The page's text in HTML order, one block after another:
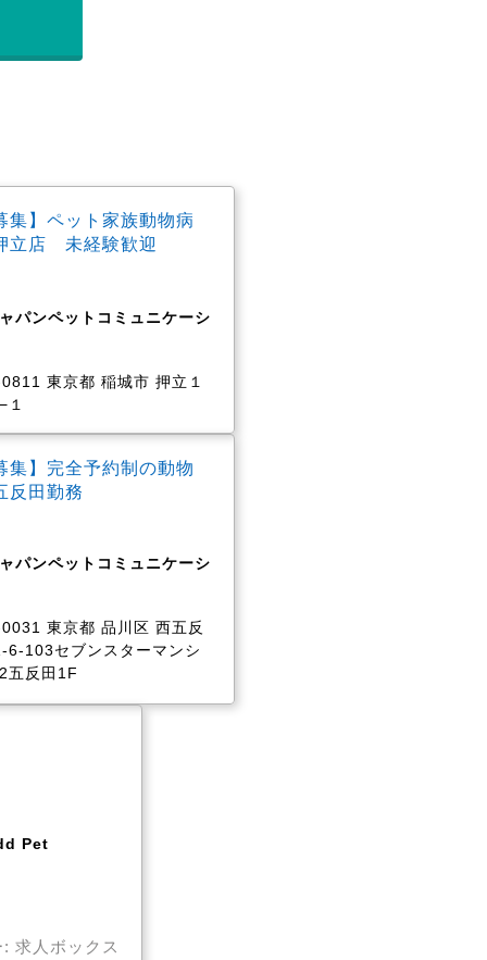
集】ペット家族動物病
立店 未経験歓迎
パンペットコミュニケーシ
東京都 稲城市 押立１
１
集】完全予約制の動物
田勤務
パンペットコミュニケーシ
東京都 品川区 西五反
6-103セブンスターマンシ
五反田1F
Pet
求人ボックス